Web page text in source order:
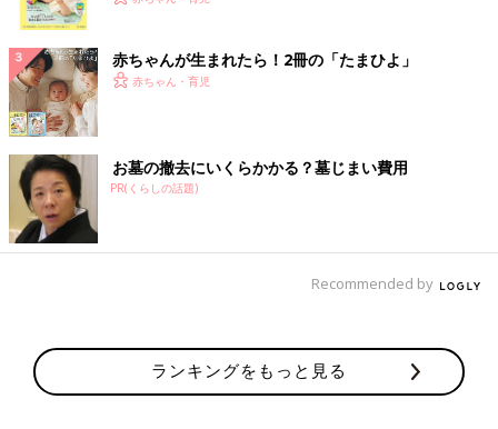
赤ちゃんが生まれたら！2冊の「たまひよ」
赤ちゃん・育児
お墓の撤去にいくらかかる？墓じまい費用
PR(くらしの話題)
Recommended by
ランキングをもっと見る